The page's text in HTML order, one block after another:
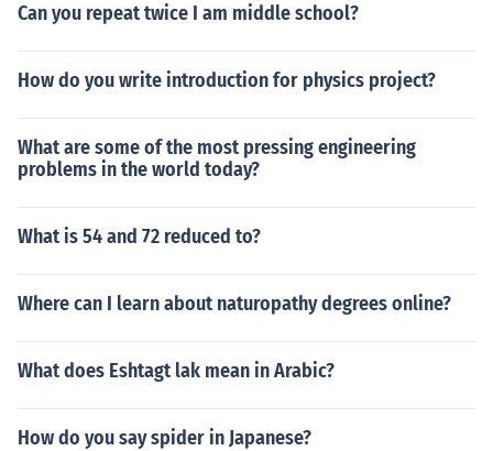
Can you repeat twice I am middle school?
How do you write introduction for physics project?
What are some of the most pressing engineering
problems in the world today?
What is 54 and 72 reduced to?
Where can I learn about naturopathy degrees online?
What does Eshtagt lak mean in Arabic?
How do you say spider in Japanese?